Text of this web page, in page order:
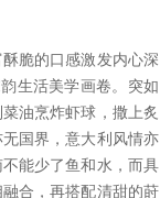
脆的口感激发内心深
生活美学画卷。突如
油烹炸虾球，撒上炙
国界，意大利风情亦
能少了鱼和水，而具
合，再搭配清甜的莳